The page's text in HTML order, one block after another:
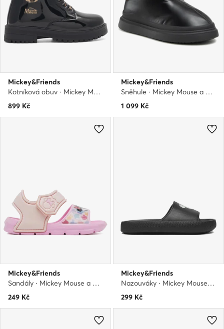
Mickey&Friends
Kotníková obuv · Mickey Mouse a přátelé · Černá
899 Kč
Mickey&Friends
Sněhule · Mickey Mouse a přátelé · Černá
1 099 Kč
Mickey&Friends
Sandály · Mickey Mouse a přátelé · Růžová
249 Kč
Mickey&Friends
Nazouváky · Mickey Mouse a přátelé · Černá
299 Kč